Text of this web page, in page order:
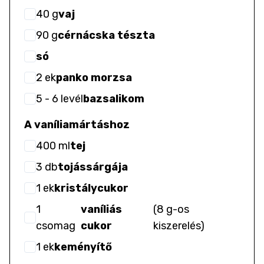
40 gvaj
90 gcérnácska tészta
só
2 ekpanko morzsa
5 - 6 levélbazsalikom
A vaníliamártáshoz
400 mltej
3 dbtojássárgája
1 ekkristálycukor
1
csomag
vaníliás
cukor
(8 g-os
kiszerelés)
1 ekkeményítő